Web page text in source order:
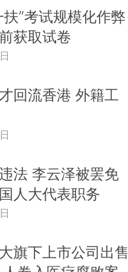
”考试规模化作弊
获取试卷
回流香港 外籍工
法 李云泽被罢免
人大代表职务
旗下上市公司出售